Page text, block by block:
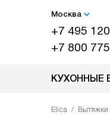
Москва
+7 495
+7 800
КУХОННЫЕ
Elica Вытяжки